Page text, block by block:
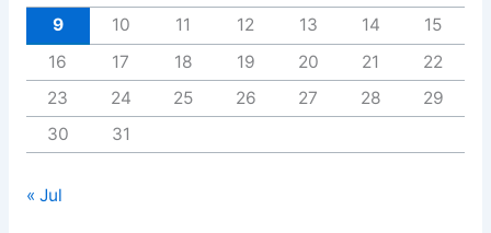
9
10 11 12 13 14
15
16
17 18 19 20 21
22
23
24 25 26 27 28
29
30
31
« Jul